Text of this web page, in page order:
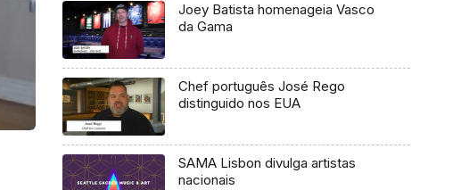
Joey Batista homenageia Vasco
da Gama
Chef português José Rego
distinguido nos EUA
SAMA Lisbon divulga artistas
nacionais